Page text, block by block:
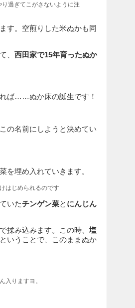
過ぎてこがさないように注
す。空煎りした米ぬかも同
、 西田家で15年育ったぬか
ば……ぬか床の誕生です！
の名前にしようと決めてい
を埋め入れていきます。
はじめられるのです
いたチンゲン菜と にんじん
揉み込みます。この時、 塩
いうことで、このままぬか
入りますヨ。